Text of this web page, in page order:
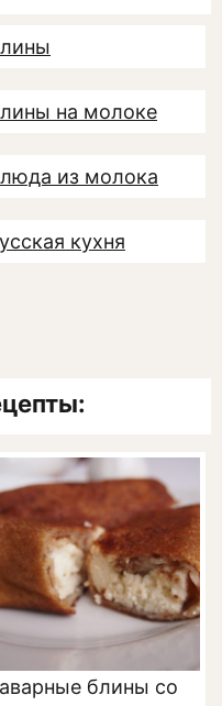
на молоке
из молока
кухня
блины со